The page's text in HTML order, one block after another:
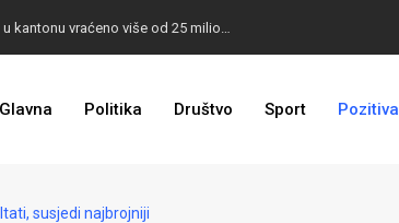
KONAKOVIĆ PALI ALARM: Otvoreno pismo UN-u
Glavna Politika Društvo Sport Pozitiva
susjedi najbrojniji